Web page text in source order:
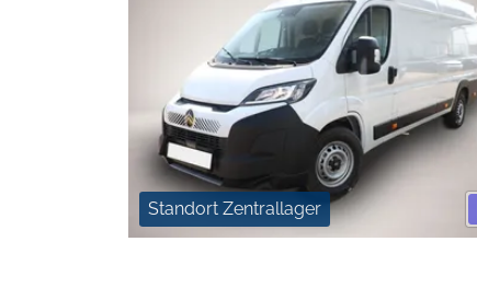
Standort Zentrallager